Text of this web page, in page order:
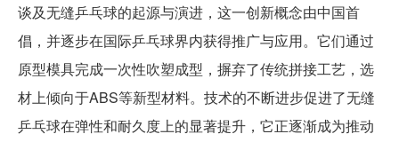
谈及无缝乒乓球的起源与演进，这一创新概念由中国首
倡，并逐步在国际乒乓球界内获得推广与应用。它们通过
原型模具完成一次性吹塑成型，摒弃了传统拼接工艺，选
材上倾向于ABS等新型材料。技术的不断进步促进了无缝
乒乓球在弹性和耐久度上的显著提升，它正逐渐成为推动